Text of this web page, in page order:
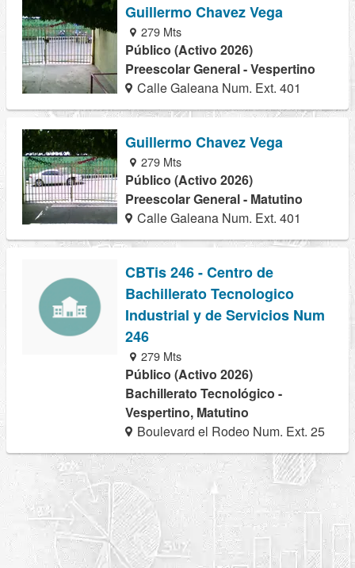
Guillermo Chavez Vega
279 Mts
Público (Activo 2026)
Preescolar General - Vespertino
Calle Galeana Num. Ext. 401
Guillermo Chavez Vega
279 Mts
Público (Activo 2026)
Preescolar General - Matutino
Calle Galeana Num. Ext. 401
CBTis 246 - Centro de
Bachillerato Tecnologico
Industrial y de Servicios Num
246
279 Mts
Público (Activo 2026)
Bachillerato Tecnológico -
Vespertino, Matutino
Boulevard el Rodeo Num. Ext. 25